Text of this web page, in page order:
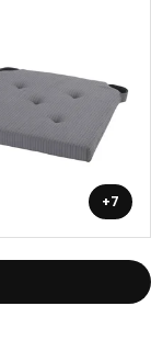
+7